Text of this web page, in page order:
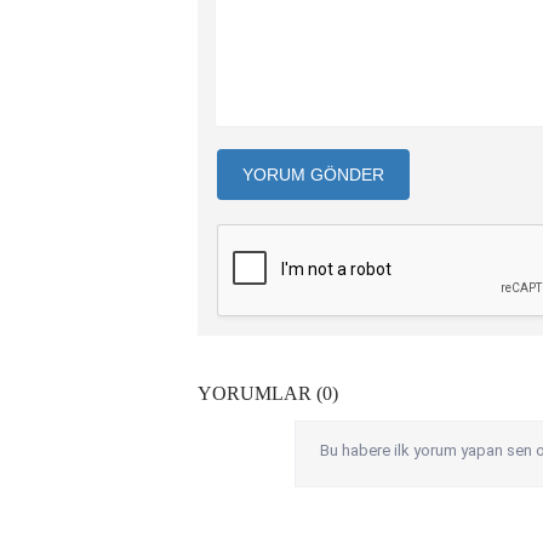
YORUM GÖNDER
YORUMLAR (0)
Bu habere ilk yorum yapan sen